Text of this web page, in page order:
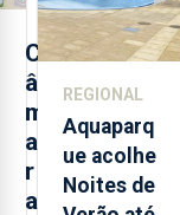
C
â
m
a
r
a
2025 nos
Açores
REGIONAL
Aquaparq
ue acolhe
Noites de